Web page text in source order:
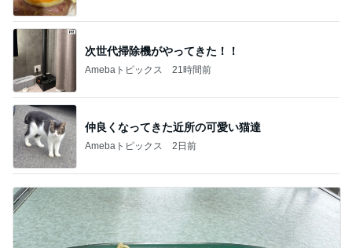
次世代掃除機がやってきた！！
Amebaトピックス 21時間前
仲良くなってきた近所の可愛い猫達
Amebaトピックス 2日前